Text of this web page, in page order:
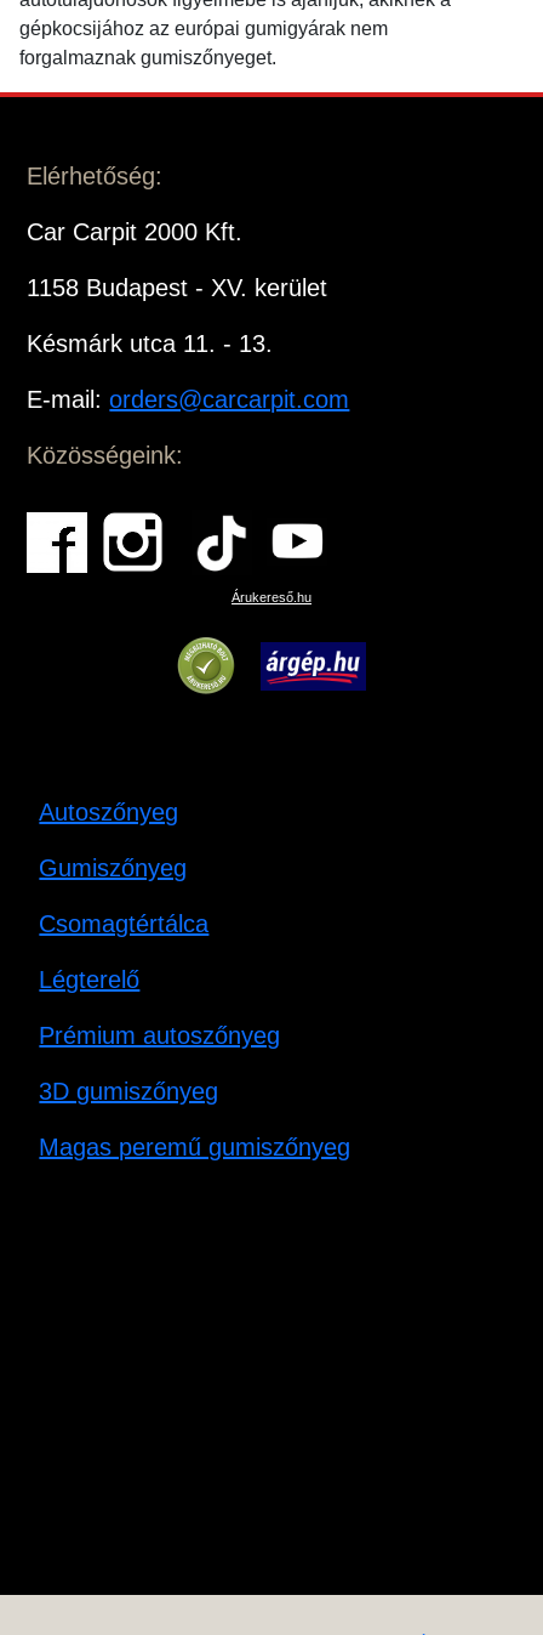
gépkocsijához az európai gumigyárak nem
forgalmaznak gumiszőnyeget.
Elérhetőség:
Car Carpit 2000 Kft.
1158 Budapest - XV. kerület
Késmárk utca 11. - 13.
E-mail:orders@carcarpit.com
Közösségeink:
Árukereső.hu
Autoszőnyeg
Gumiszőnyeg
Csomagtértálca
Légterelő
Prémium autoszőnyeg
3D gumiszőnyeg
Magas peremű gumiszőnyeg